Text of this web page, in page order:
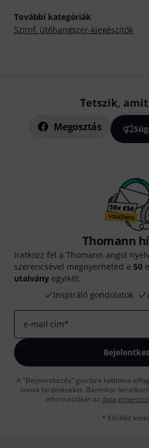
További kategóriák
Szimf. ütőhangszer-kiegészítők
Tetszik,
Megosztás
Thomann
Iratkozz fel a Thomann angol
szerencsével megnyerheted a 50
utalvány egyikét.
Inspiráló gondolatok
e-mail cím*
A "Bejelentkezés" gombra kattintva
önnek hirdetéseket. Bármikor
információkat az data
* Kitöltés